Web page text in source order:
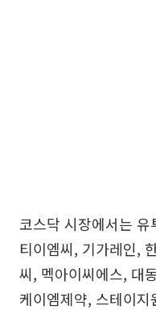
코스닥 시장에서는
티이엠씨, 기가레인,
씨, 멕아이씨에스, 대
케이엠제약, 스테이지